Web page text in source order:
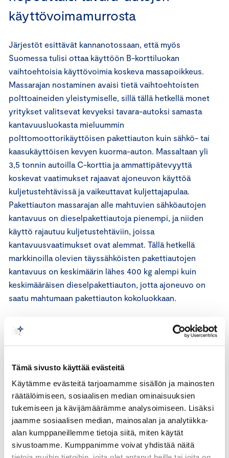
Tämä sivusto käyttää evästeitä
Käytämme evästeitä tarjoamamme sisällön ja mainosten
räätälöimiseen, sosiaalisen median ominaisuuksien
tukemiseen ja kävijämäärämme analysoimiseen. Lisäksi
jaamme sosiaalisen median, mainosalan ja analytiikka-
alan kumppaneillemme tietoja siitä, miten käytät
sivustoamme. Kumppanimme voivat yhdistää näitä
käyttövoimamurrosta
Järjestöt esittävät kannanotossaan, että myös
Suomessa tulisi ottaa käyttöön B-korttiluokan
vaihtoehtoisia käyttövoimia koskeva massapoikkeus.
Massarajan nostaminen avaisi tietä vaihtoehtoisten
polttoaineiden yleistymiselle, sillä tällä hetkellä monet
yritykset valitsevat kevyeksi tavara-autoksi samasta
kantavuusluokasta mieluummin
polttomoottorikäyttöisen pakettiauton kuin sähkö- tai
kaasukäyttöisen kevyen kuorma-auton. Massaltaan yli
3,5 tonnin autoilla C-korttia ja ammattipätevyyttä
koskevat vaatimukset rajaavat ajoneuvon käyttöä
kuljetustehtävissä ja vaikeuttavat kuljettajapulaa.
Pakettiauton massarajan alle mahtuvien sähköautojen
kantavuus on dieselpakettiautoja pienempi, ja niiden
käyttö rajautuu kuljetustehtäviin, joissa
kantavuusvaatimukset ovat alemmat. Tällä hetkellä
markkinoilla olevien täyssähköisten pakettiautojen
kantavuus on keskimäärin lähes 400 kg alempi kuin
keskimääräisen diesel­pakettiauton, jotta ajoneuvo on
saatu mahtumaan pakettiauton kokoluokkaan.
Kevyet alle 4,25 tonnin jakelukuorma-autot rakennetaan
lähes poikkeuksetta pakettiauton alustalle. Autokannassa
joista vain kuusi on kevyitä 3,5–4,25 tonnin kokoluokan
3,5 tonnin kokoluokassa on noin yhteensä 2 300
sähköpakettiautoa. Suuri osa näistä autoista olisi
rakennettavissa kantavuudeltaan suuremmaksi
jakelukuorma-autoksi, jonka kokonaismassa olisi alle 4,25
tonnia. Kaasukäyttöisiä kuorma-autoja on alle 3,5–4,25